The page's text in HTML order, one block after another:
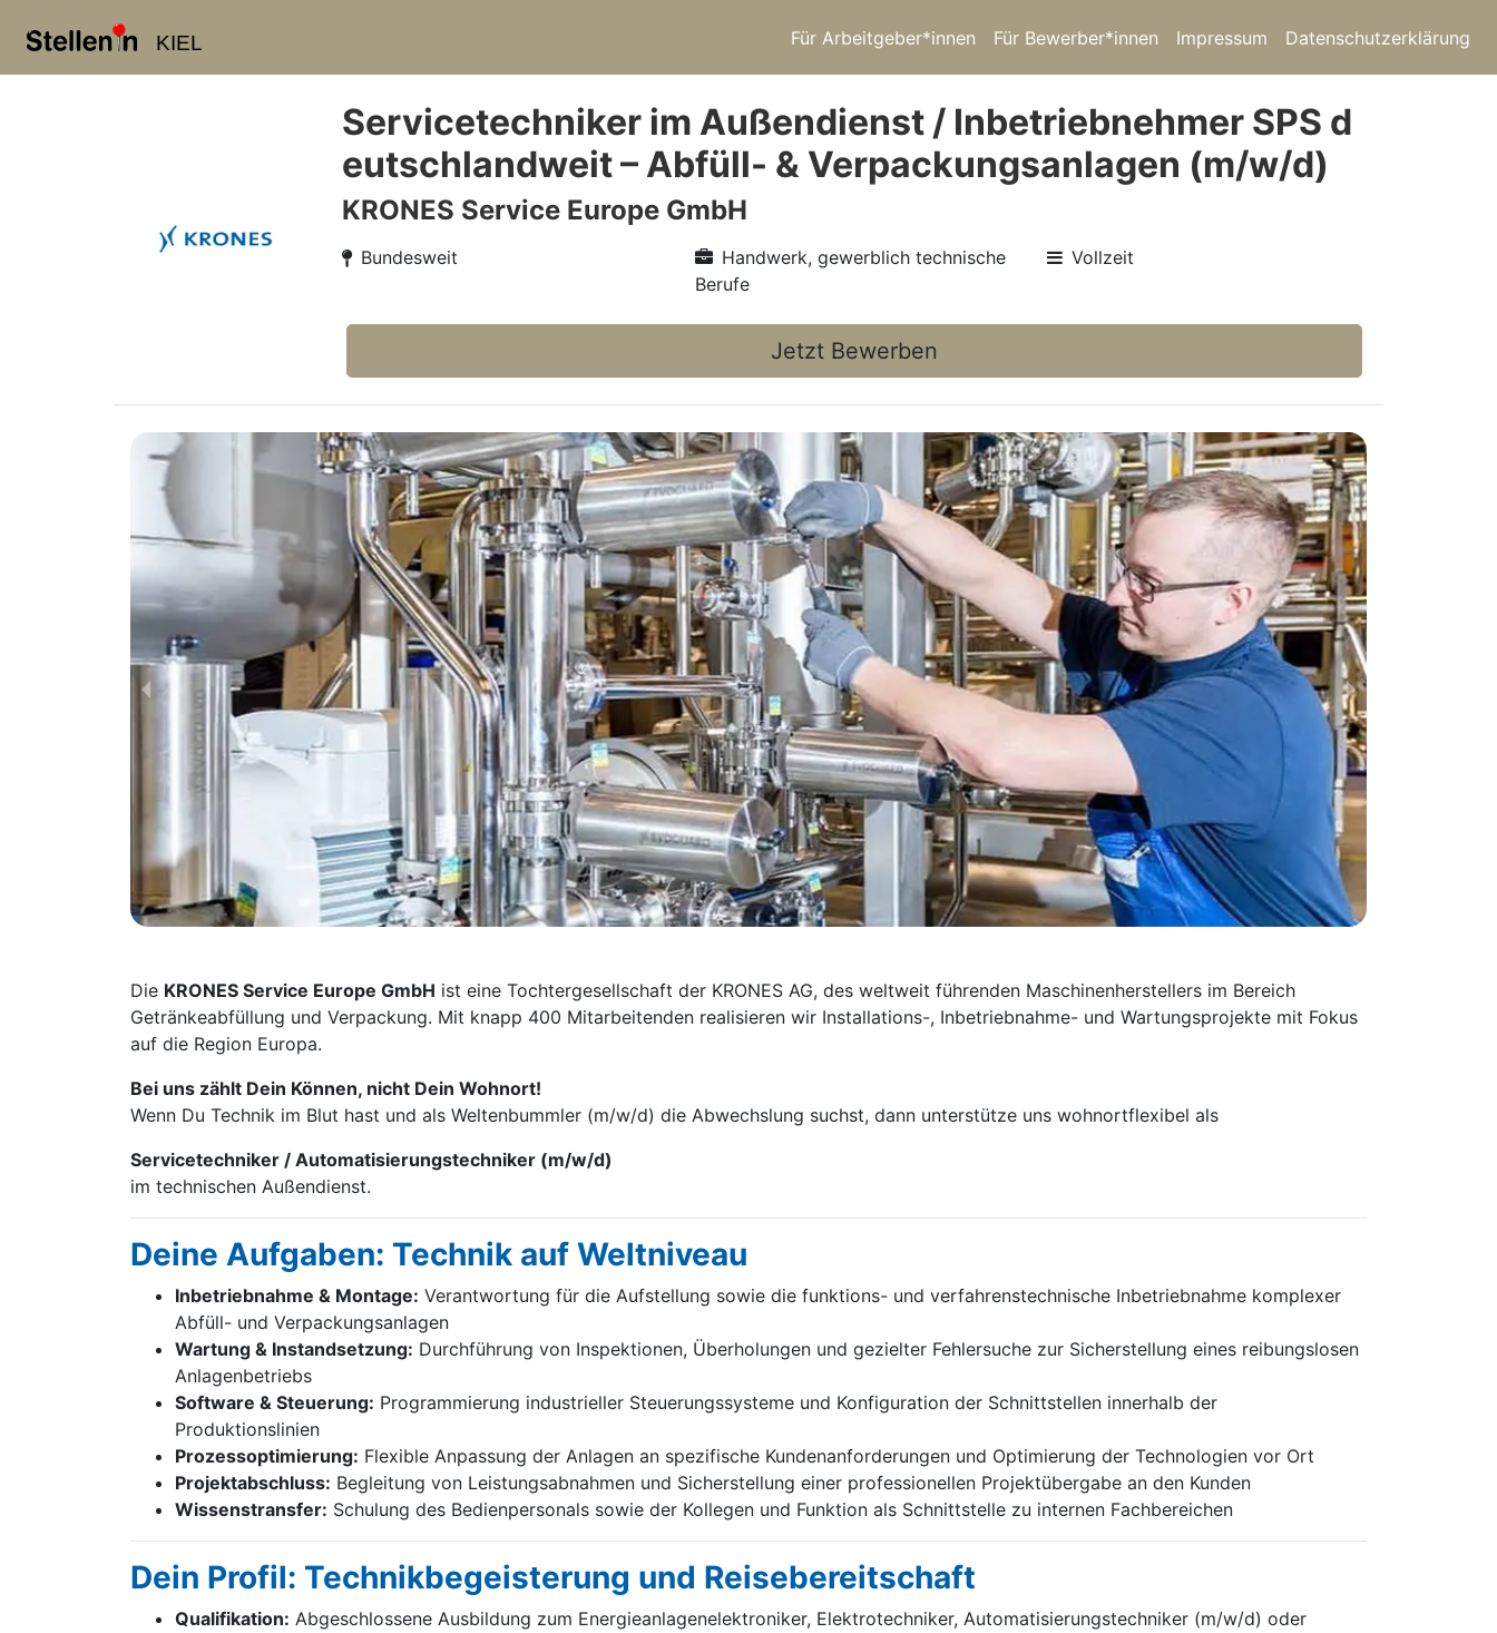
KIEL Für Arbeitgeber*innen Für Bewerber*innen Impressum Datenschutzerklärung
Servicetechniker im Außendienst / Inbetriebnehmer SPS d
eutschlandweit – Abfüll- & Verpackungsanlagen (m/w/d)
KRONES Service Europe GmbH
Bundesweit
Handwerk, gewerblich technische
Berufe
Vollzeit
Jetzt Bewerben
Die KRONES Service Europe GmbH ist eine Tochter­gesellschaft der KRONES AG, des weltweit führenden Maschinen­herstellers im Bereich
Getränke­abfüllung und Verpackung. Mit knapp 400 Mitarbei­tenden realisieren wir Installations-, Inbetrieb­nahme- und Wartungs­projekte mit Fokus
auf die Region Europa.
Bei uns zählt Dein Können, nicht Dein Wohnort!
Wenn Du Technik im Blut hast und als Weltenbummler (m/w/d) die Abwechslung suchst, dann unterstütze uns wohnortflexibel als
Servicetechniker / Automatisierungstechniker (m/w/d)
im technischen Außendienst.
Deine Aufgaben: Technik auf Weltniveau
Inbetriebnahme & Montage: Verantwortung für die Aufstellung sowie die funktions- und verfahrenstechnische Inbetriebnahme komplexer
Abfüll- und Verpackungsanlagen
Wartung & Instandsetzung: Durchführung von Inspektionen, Überholungen und gezielter Fehlersuche zur Sicherstellung eines reibungslosen
Anlagenbetriebs
Software & Steuerung: Programmierung industrieller Steuerungssysteme und Konfiguration der Schnittstellen innerhalb der
Produktionslinien
Prozessoptimierung: Flexible Anpassung der Anlagen an spezifische Kundenanforderungen und Optimierung der Technologien vor Ort
Projektabschluss: Begleitung von Leistungsabnahmen und Sicherstellung einer professionellen Projektübergabe an den Kunden
Wissenstransfer: Schulung des Bedienpersonals sowie der Kollegen und Funktion als Schnittstelle zu internen Fachbereichen
Dein Profil: Technikbegeisterung und Reisebereitschaft
Qualifikation: Abgeschlossene Ausbildung zum Energieanlagenelektroniker, Elektrotechniker, Automatisierungstechniker (m/w/d) oder